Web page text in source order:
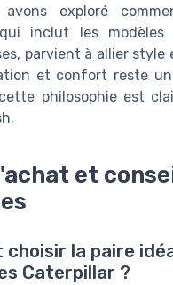
exploré
qui inclut les
parvient à allier
et confort reste
philosophie est
et
choisir la paire
Caterpillar ?